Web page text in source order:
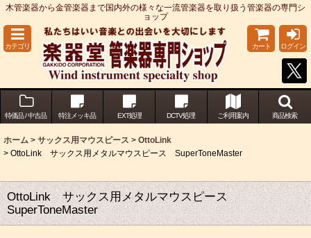
木管楽器から金管楽器まで国内外の様々な一流管楽器を取り扱う管楽器の専門シ
ョップ
カテゴリ カート ログイン
特価品 / 中古品 特注メッキ品 EXT処理 DCTV処理 ご利用案内 商品検索
ホーム > サックス用マウスピース > OttoLink
> OttoLink サックス用メタルマウスピース SuperToneMaster
OttoLink サックス用メタルマウスピース
SuperToneMaster